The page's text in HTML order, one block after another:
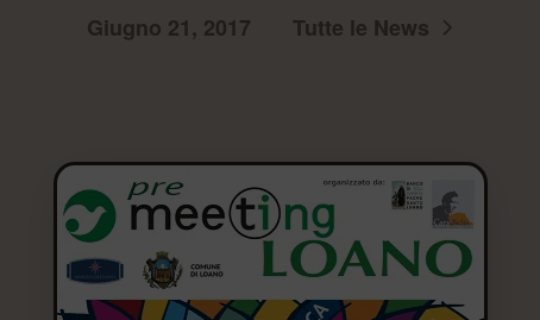
Giugno 21, 2017 Tutte le News